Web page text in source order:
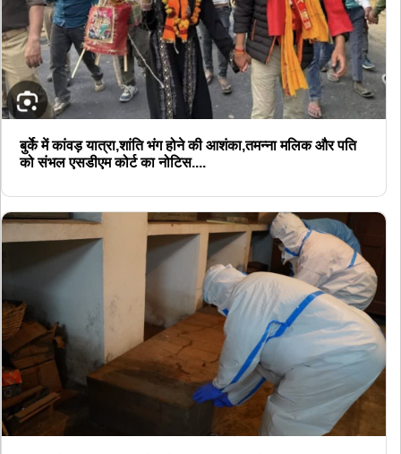
बुर्के में कांवड़ यात्रा,शांति भंग होने की आशंका,तमन्ना मलिक और पति
को संभल एसडीएम कोर्ट का नोटिस....